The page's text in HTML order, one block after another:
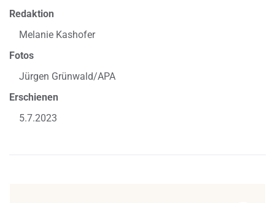
Redaktion
Melanie Kashofer
Fotos
Jürgen Grünwald/APA
Erschienen
5.7.2023